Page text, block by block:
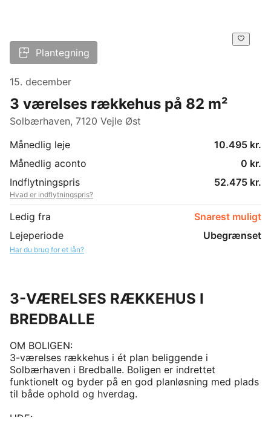
Plantegning
15. december
3 værelses rækkehus på 82 m²
Solbærhaven, 7120 Vejle Øst
Månedlig leje
10.495 kr.
Månedlig aconto
0 kr.
Indflytningspris
52.475 kr.
Hvad er indflytningspris?
Ledig fra
Snarest muligt
Lejeperiode
Ubegrænset
Har du brug for et lån?
3-VÆRELSES RÆKKEHUS I
BREDBALLE
OM BOLIGEN:
3-værelses rækkehus i ét plan beliggende i
Solbærhaven i Bredballe. Boligen er indrettet
funktionelt og byder på en god planløsning med plads
til både ophold og hverdag.
UDE: